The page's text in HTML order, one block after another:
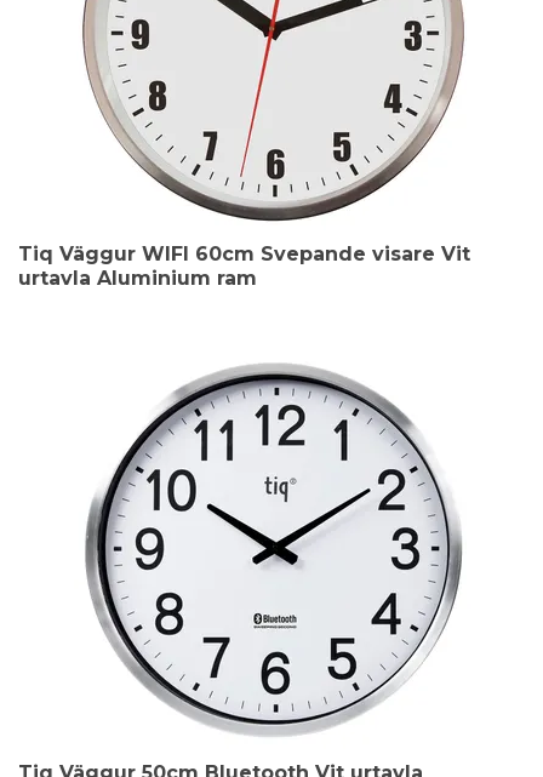
Tiq Väggur WIFI 60cm Svepande visare Vit
urtavla Aluminium ram